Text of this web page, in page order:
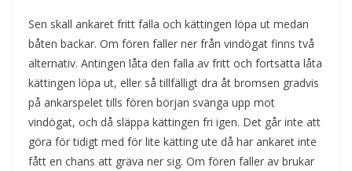
Sen skall ankaret fritt falla och kättingen löpa ut medan
båten backar. Om fören faller ner från vindögat finns två
alternativ. Antingen låta den falla av fritt och fortsätta låta
kättingen löpa ut, eller så tillfälligt dra åt bromsen gradvis
på ankarspelet tills fören början svänga upp mot
vindögat, och då släppa kättingen fri igen. Det går inte att
göra för tidigt med för lite kätting ute då har ankaret inte
fått en chans att gräva ner sig. Om fören faller av brukar